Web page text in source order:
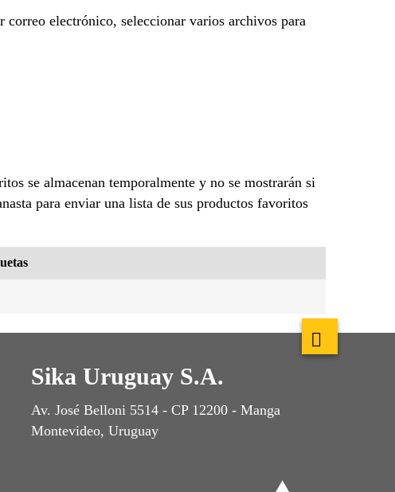
correo electrónico, seleccionar varios archivos para
se almacenan temporalmente y no se mostrarán si
para enviar una lista de sus productos favoritos
Sika Uruguay S.A.
Av. José Belloni 5514 - CP 12200 - Manga
Montevideo, Uruguay